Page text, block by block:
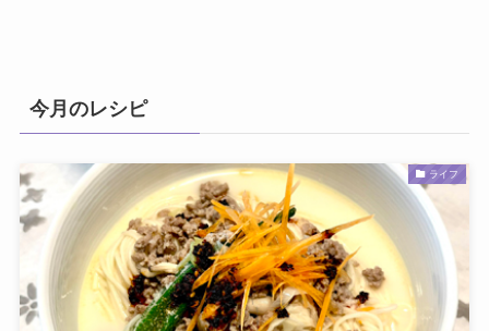
今月のレシピ
ライフ